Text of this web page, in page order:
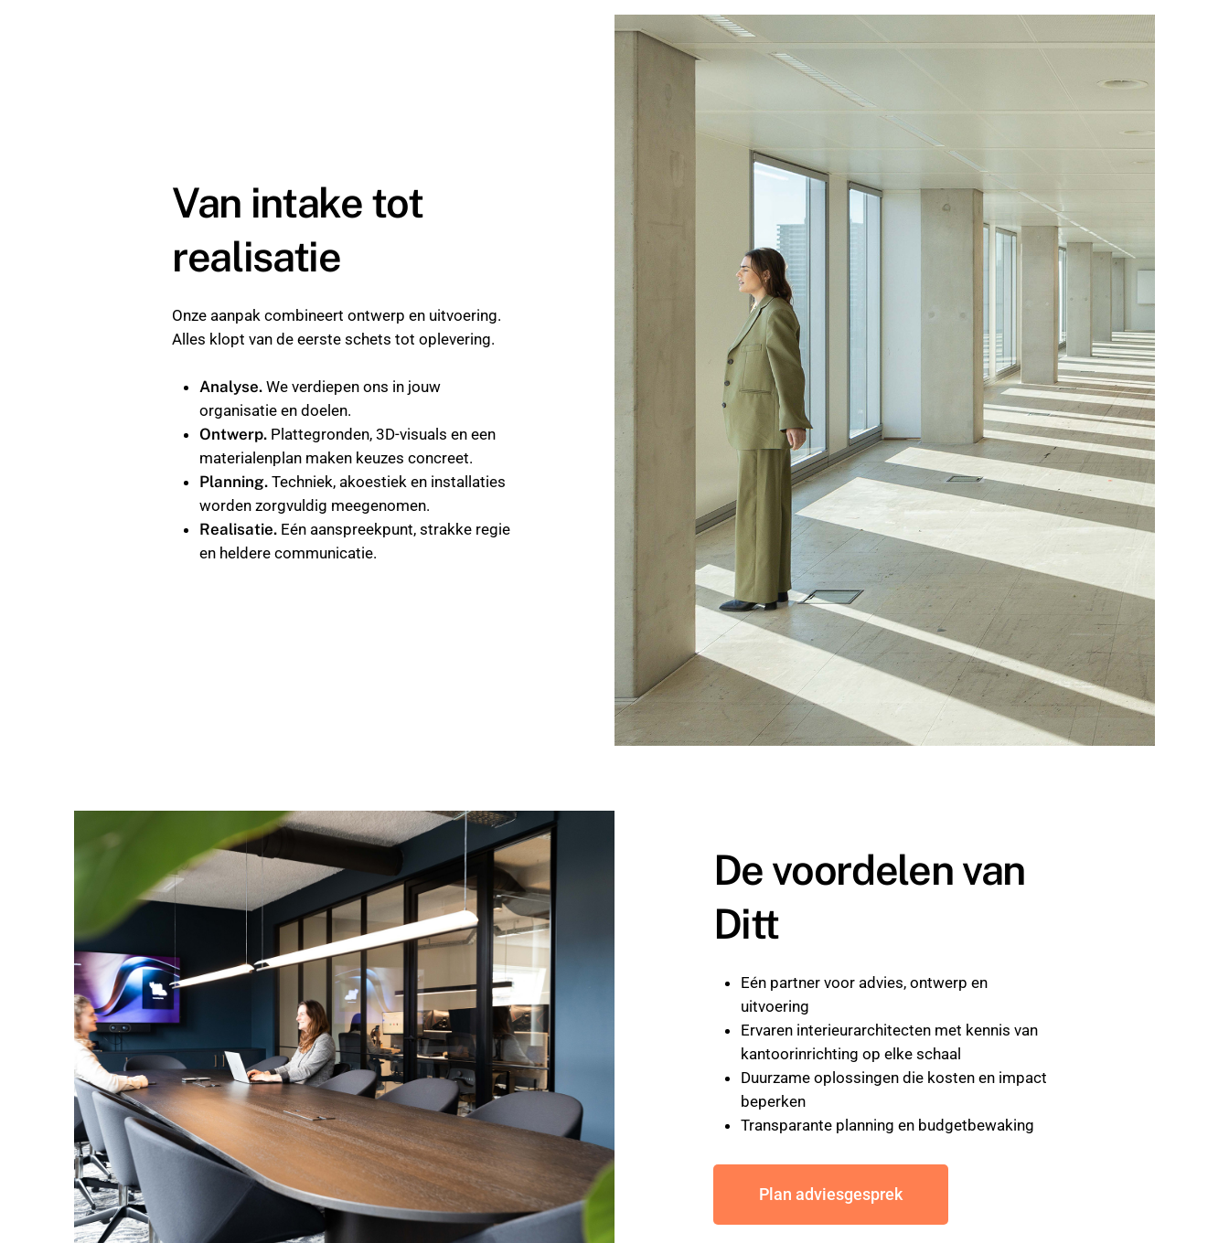
Van intake tot
realisatie
Onze aanpak combineert ontwerp en uitvoering.
Alles klopt van de eerste schets tot oplevering.
Analyse. We verdiepen ons in jouw
organisatie en doelen.
Ontwerp. Plattegronden, 3D-visuals en een
materialenplan maken keuzes concreet.
Planning. Techniek, akoestiek en installaties
worden zorgvuldig meegenomen.
Realisatie. Eén aanspreekpunt, strakke regie
en heldere communicatie.
De voordelen van
Ditt
Eén partner voor advies, ontwerp en
uitvoering
Ervaren interieurarchitecten met kennis van
kantoorinrichting op elke schaal
Duurzame oplossingen die kosten en impact
beperken
Transparante planning en budgetbewaking
Plan adviesgesprek